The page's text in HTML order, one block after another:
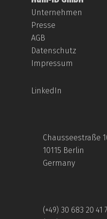
Unternehmen
Presse
AGB
Datenschutz
Impressum
LinkedIn
Chausseestraße
10115 Berlin
Germany
(+49) 30 683 20 41